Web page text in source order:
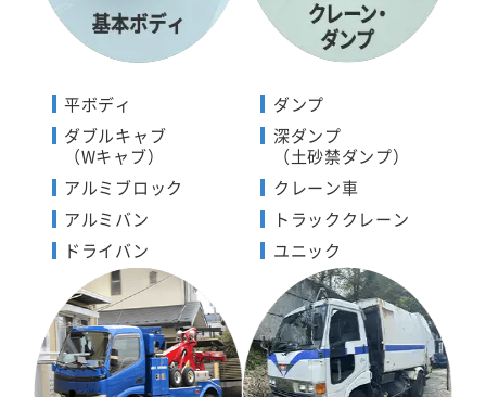
平ボディ
ダブルキャブ
（Wキャブ）
アルミブロック
アルミバン
ドライバン
ダンプ
深ダンプ
（土砂禁ダンプ）
クレーン車
トラッククレーン
ユニック